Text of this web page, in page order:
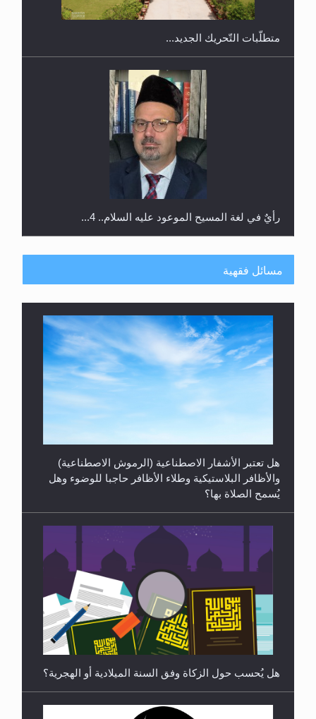
متطلَّبات التّحريك الجديد...
رأيٌ في لغة المسيح الموعود عليه السلام.. 4...
الهجرة: بحث عن الأمن والسلام في سبيل إرساء الأمن
رأيٌ في لغة المسيح الموعود عليه السلام ..«3» نظرة
في شعر المسيح الموعود عليه السلام.....
مسائل فقهية
هل تعتبر الأشفار الاصطناعية (الرموش الاصطناعية)
والأظافر البلاستيكية وطلاء الأظافر حاجبا للوضوء وهل
يُسمح الصلاة بها؟
هل يُحسب حول الزكاة وفق السنة الميلادية أو الهجرية؟